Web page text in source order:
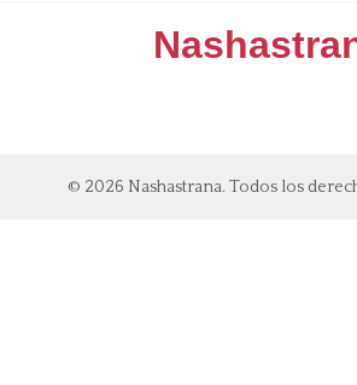
© 2026 Nashastrana. Todos los